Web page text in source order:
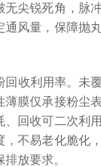
尖锐死角，脉
风量，保障抛
收利用率。未
膜仅承接粉尘
回收可二次利
不易老化脆化
放要求。